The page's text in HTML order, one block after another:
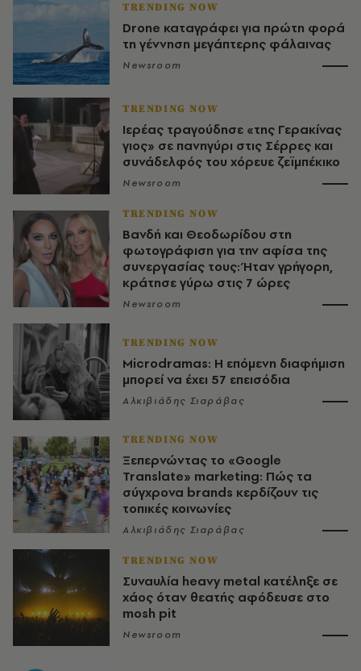
TRENDING NOW
Drone καταγράφει για πρώτη φορά
τη γέννηση μεγάπτερης φάλαινας
Newsroom
TRENDING NOW
Ιερέας τραγούδησε «της Γερακίνας
γιος» σε πανηγύρι στις Σέρρες και
συνάδελφός του χόρευε ζεϊμπέκικο
Newsroom
TRENDING NOW
Βανδή και Θεοδωρίδου στη
φωτογράφιση για την αφίσα της
συνεργασίας τους: Ήταν γρήγορη,
κράτησε γύρω στις 7 ώρες
Newsroom
TRENDING NOW
Microdramas: Η επόμενη διαφήμιση
μπορεί να έχει 57 επεισόδια
Αλκιβιάδης Σιαράβας
TRENDING NOW
Ξεπερνώντας το «Google
Translate» marketing: Πώς τα
σύγχρονα brands κερδίζουν τις
τοπικές κοινωνίες
Αλκιβιάδης Σιαράβας
TRENDING NOW
Συναυλία heavy metal κατέληξε σε
χάος όταν θεατής αφόδευσε στο
mosh pit
Newsroom